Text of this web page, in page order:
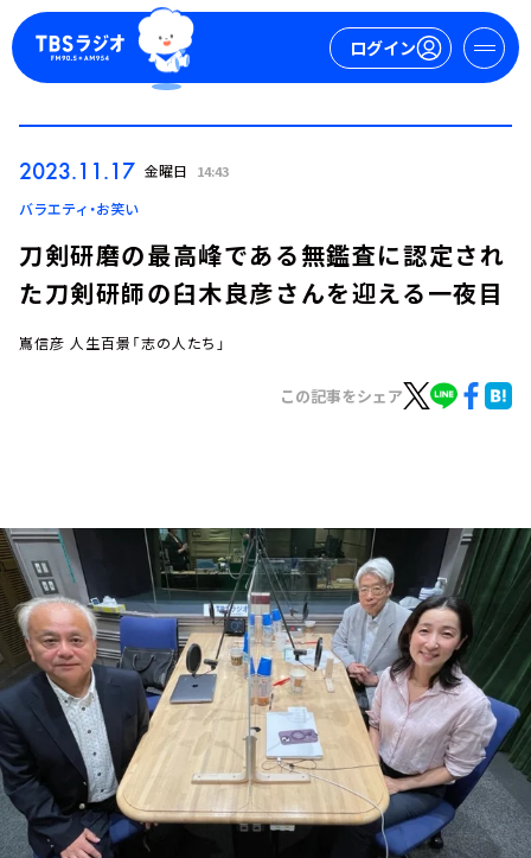
ログイン
ログイン
お知らせ
イベント・グッズ
YouTube
会社情報
2023.11.17 金曜日 14:43
バラエティ・お笑い
刀剣研磨の最高峰である無鑑査に認定され
た刀剣研師の臼木良彦さんを迎える一夜目
嶌信彦 人生百景「志の人たち」
この記事をシェア